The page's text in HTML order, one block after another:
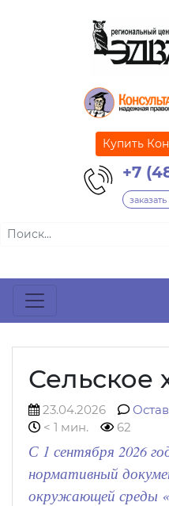
Купить
+7
Сельское
23.04.2026
< 1 мин.
62
С 1 сентября 2026
нормативный
окружающей среды